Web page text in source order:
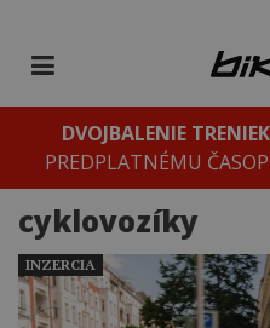
DVOJBALENIE
PREDPLATNÉMU
cyklovozíky
INZERCIA